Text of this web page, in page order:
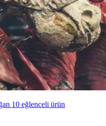
10 eğlenceli ürün